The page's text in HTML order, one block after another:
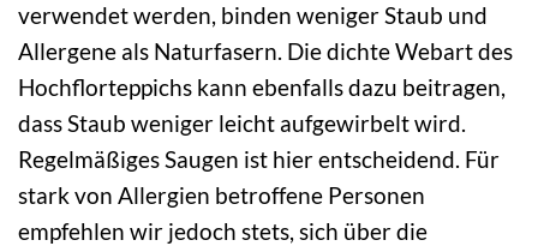
verwendet werden, binden weniger Staub und
Allergene als Naturfasern. Die dichte Webart des
Hochflorteppichs kann ebenfalls dazu beitragen,
dass Staub weniger leicht aufgewirbelt wird.
Regelmäßiges Saugen ist hier entscheidend. Für
stark von Allergien betroffene Personen
empfehlen wir jedoch stets, sich über die